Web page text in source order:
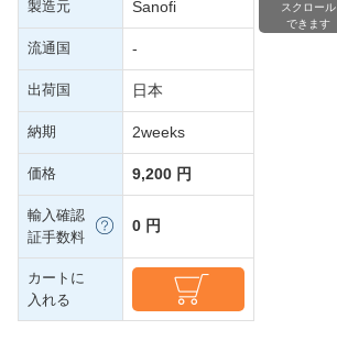
製造元 Sanofi
流通国 -
出荷国 日本
納期 2weeks
価格 9,200 円
輸入確認
証手数料
0 円
カートに
入れる
スクロール
できます